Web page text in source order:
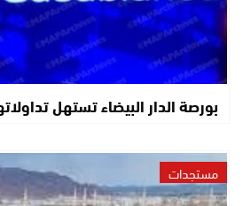
بورصة الدار البيضاء تستهل
مستجدات